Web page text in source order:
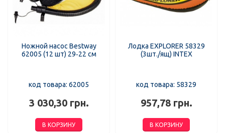
Ножной насос Bestway
62005 (12 шт) 29‑22 см
код товара: 62005
3 030,30 грн.
В КОРЗИНУ
Лодка EXPLORER 58329
(3шт./ящ) INTEX
код товара: 58329
957,78 грн.
В КОРЗИНУ